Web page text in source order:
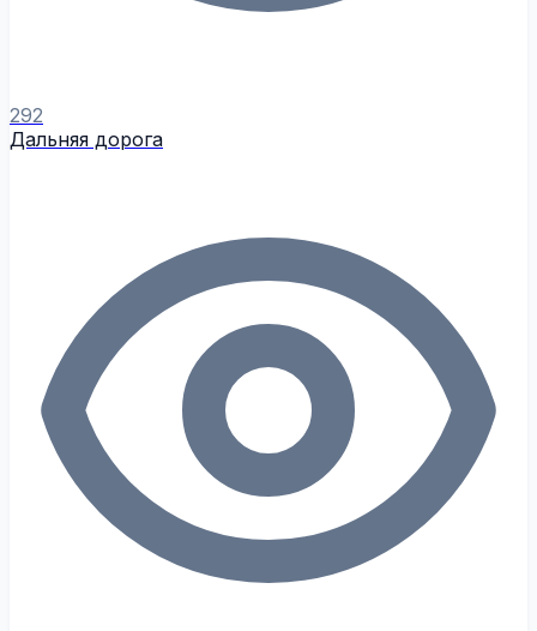
292
Дальняя дорога